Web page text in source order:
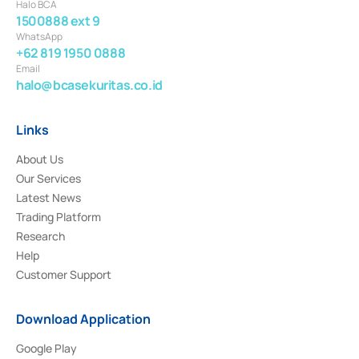
Halo BCA
1500888 ext 9
WhatsApp
+62 819 1950 0888
Email
halo@bcasekuritas.co.id
Links
About Us
Our Services
Latest News
Trading Platform
Research
Help
Customer Support
Download Application
Google Play